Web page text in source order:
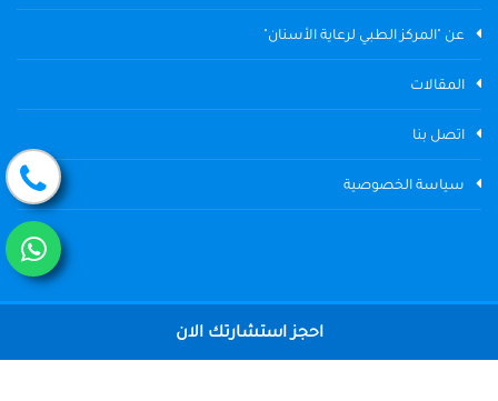
عن "المركز الطبي لرعاية الأسنان"
المقالات
اتصل بنا
سياسة الخصوصية
Dental Center
احجز استشارتك الان